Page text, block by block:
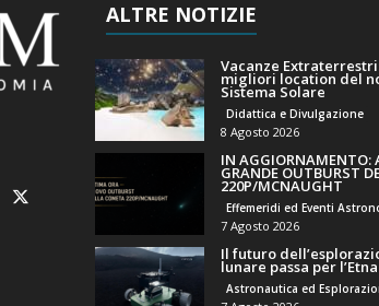
ALTRE NOTIZIE
Vacanze
migliori location del
Sistema Solare
Didattica e Divulgazione
8 Agosto 2026
IN AGGIORNAMENTO:
GRANDE OUTBURST
220P/MCNAUGHT
Effemeridi ed Eventi
7 Agosto 2026
Il futuro
lunare passa per l’Etna